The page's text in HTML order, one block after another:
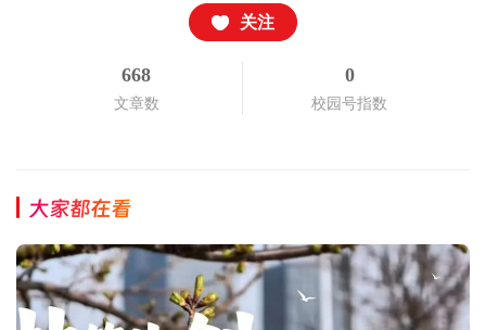
关注
668
文章数
0
校园号指数
大家都在看